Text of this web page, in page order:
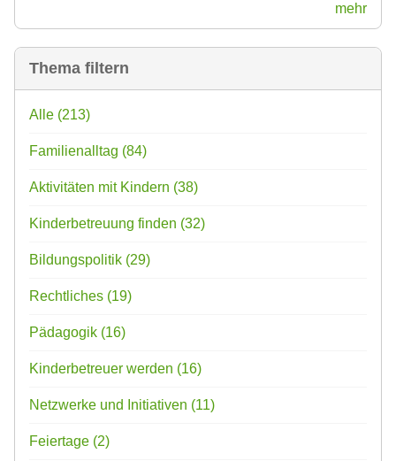
mehr
Thema filtern
Alle (213)
Familienalltag (84)
Aktivitäten mit Kindern (38)
Kinderbetreuung finden (32)
Bildungspolitik (29)
Rechtliches (19)
Pädagogik (16)
Kinderbetreuer werden (16)
Netzwerke und Initiativen (11)
Feiertage (2)